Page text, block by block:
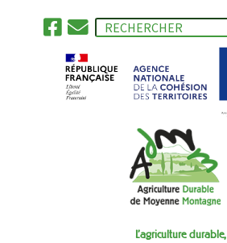
L'agriculture durable,